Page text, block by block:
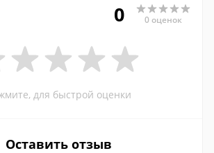
0 0 оценок
для быстрой оценки
Оставить отзыв